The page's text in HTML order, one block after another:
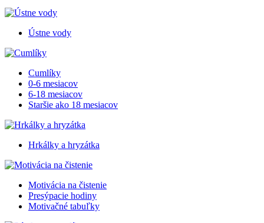
Ústne vody
Cumlíky
0-6 mesiacov
6-18 mesiacov
Staršie ako 18 mesiacov
Hrkálky a hryzátka
Motivácia na čistenie
Presýpacie hodiny
Motivačné tabuľky